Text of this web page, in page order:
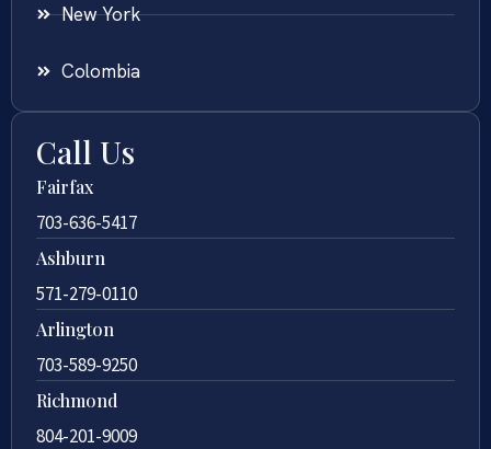
New York
Colombia
Call Us
Fairfax
703-636-5417
Ashburn
571-279-0110
Arlington
703-589-9250
Richmond
804-201-9009